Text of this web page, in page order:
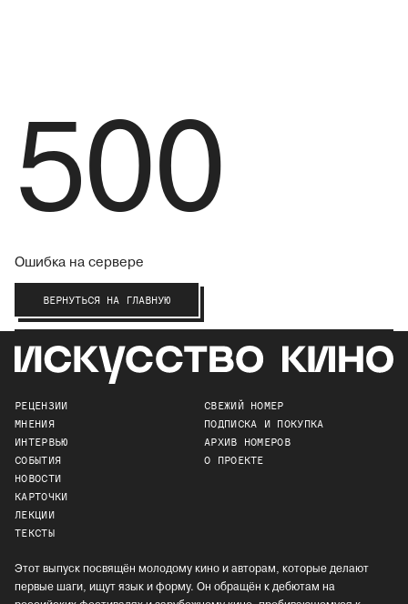
500
Ошибка на сервере
ВЕРНУТЬСЯ НА ГЛАВНУЮ
РЕЦЕНЗИИ
МНЕНИЯ
ИНТЕРВЬЮ
СОБЫТИЯ
НОВОСТИ
КАРТОЧКИ
ЛЕКЦИИ
ТЕКСТЫ
СВЕЖИЙ НОМЕР
ПОДПИСКА И ПОКУПКА
АРХИВ НОМЕРОВ
О ПРОЕКТЕ
Этот выпуск посвящён молодому кино и авторам, которые делают
первые шаги, ищут язык и форму. Он обращён к дебютам на